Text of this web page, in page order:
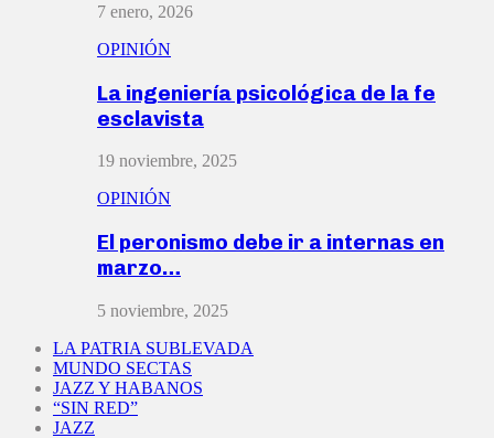
7 enero, 2026
OPINIÓN
La ingeniería psicológica de la fe
esclavista
19 noviembre, 2025
OPINIÓN
El peronismo debe ir a internas en
marzo…
5 noviembre, 2025
LA PATRIA SUBLEVADA
MUNDO SECTAS
JAZZ Y HABANOS
“SIN RED”
JAZZ